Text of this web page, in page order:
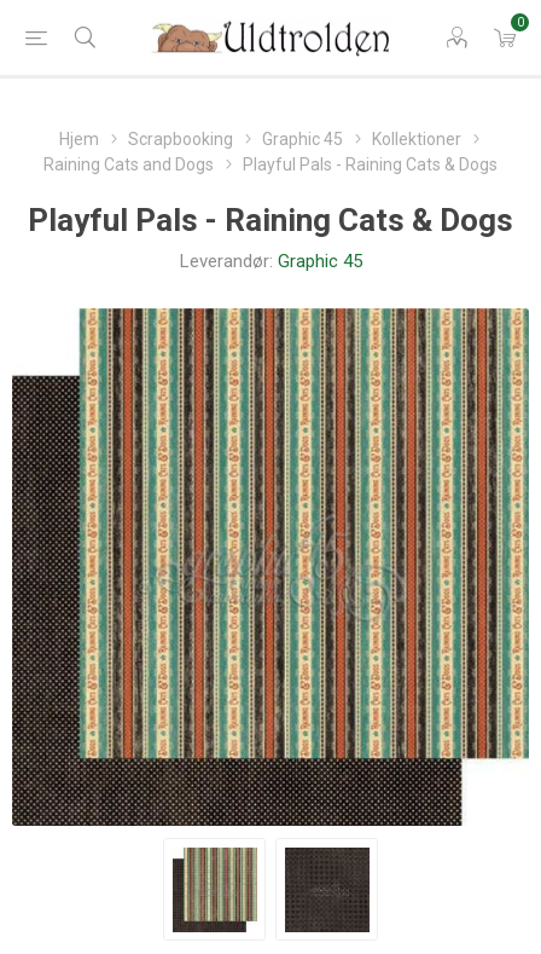
0
Hjem Scrapbooking Graphic 45
Kollektioner
Raining Cats and Dogs
Playful Pals - Raining Cats & Dogs
Playful Pals - Raining Cats & Dogs
Leverandør: Graphic 45